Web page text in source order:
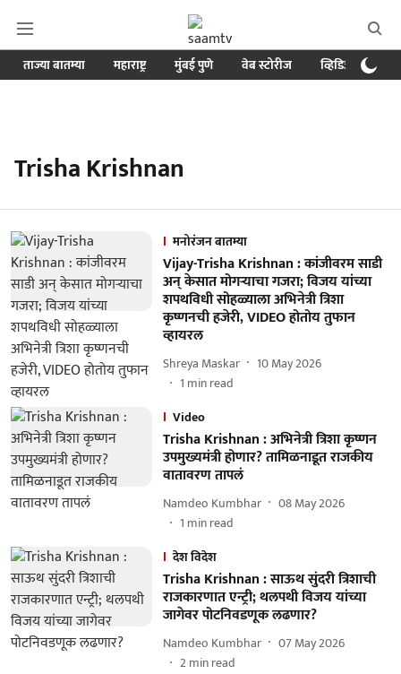
ताज्या बातम्या महाराष्ट्र मुंबई पुणे वेब स्टोरीज व्हिडिओ
Trisha Krishnan
मनोरंजन बातम्या
Vijay-Trisha Krishnan : कांजीवरम साडी
अन् केसात मोगऱ्याचा गजरा; विजय यांच्या
शपथविधी सोहळ्याला अभिनेत्री त्रिशा
कृष्णनची हजेरी, VIDEO होतोय तुफान
व्हायरल
Shreya Maskar
10 May 2026
1 min read
Video
Trisha Krishnan : अभिनेत्री त्रिशा कृष्णन
उपमुख्यमंत्री होणार? तामिळनाडूत राजकीय
वातावरण तापलं
Namdeo Kumbhar
08 May 2026
1 min read
देश विदेश
Trisha Krishnan : साऊथ सुंदरी त्रिशाची
राजकारणात एन्ट्री; थलपथी विजय यांच्या
जागेवर पोटनिवडणूक लढणार?
Namdeo Kumbhar
07 May 2026
2min read